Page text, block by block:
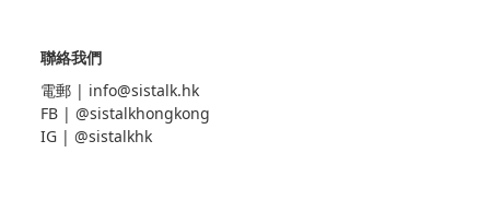
聯絡我們
電郵 | info@sistalk.hk
FB | @sistalkhongkong
IG | @sistalkhk